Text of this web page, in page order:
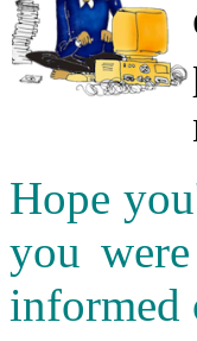
Hope
you
informed